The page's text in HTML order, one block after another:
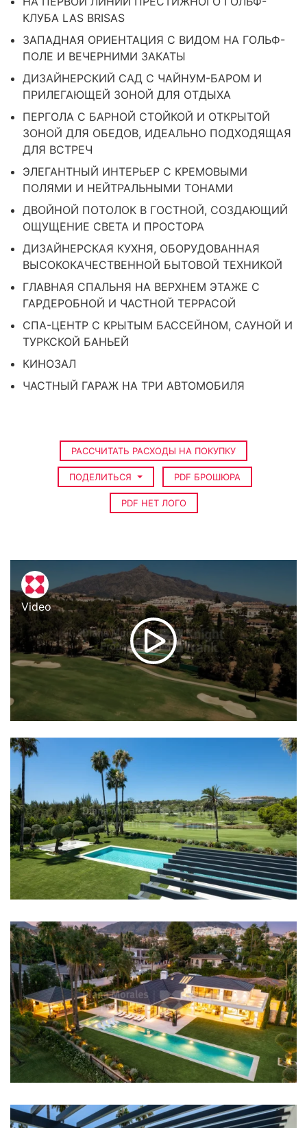
КЛУБА LAS BRISAS
ЗАПАДНАЯ ОРИЕНТАЦИЯ С ВИДОМ НА ГОЛЬФ-
ПОЛЕ И ВЕЧЕРНИМИ ЗАКАТЫ
ДИЗАЙНЕРСКИЙ САД С ЧАЙНУМ-БАРОМ И
ПРИЛЕГАЮЩЕЙ ЗОНОЙ ДЛЯ ОТДЫХА
ПЕРГОЛА С БАРНОЙ СТОЙКОЙ И ОТКРЫТОЙ
ЗОНОЙ ДЛЯ ОБЕДОВ, ИДЕАЛЬНО ПОДХОДЯЩАЯ
ДЛЯ ВСТРЕЧ
ЭЛЕГАНТНЫЙ ИНТЕРЬЕР С КРЕМОВЫМИ
ПОЛЯМИ И НЕЙТРАЛЬНЫМИ ТОНАМИ
ДВОЙНОЙ ПОТОЛОК В ГОСТНОЙ, СОЗДАЮЩИЙ
ОЩУЩЕНИЕ СВЕТА И ПРОСТОРА
ДИЗАЙНЕРСКАЯ КУХНЯ, ОБОРУДОВАННАЯ
ВЫСОКОКАЧЕСТВЕННОЙ БЫТОВОЙ ТЕХНИКОЙ
ГЛАВНАЯ СПАЛЬНЯ НА ВЕРХНЕМ ЭТАЖЕ С
ГАРДЕРОБНОЙ И ЧАСТНОЙ ТЕРРАСОЙ
СПА-ЦЕНТР С КРЫТЫМ БАССЕЙНОМ, САУНОЙ И
ТУРКСКОЙ БАНЬЕЙ
КИНОЗАЛ
ЧАСТНЫЙ ГАРАЖ НА ТРИ АВТОМОБИЛЯ
РАССЧИТАТЬ РАСХОДЫ НА ПОКУПКУ
ПОДЕЛИТЬСЯ PDF БРОШЮРА
PDF НЕТ ЛОГО
Video